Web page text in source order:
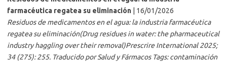
farmacéutica regatea su eliminación | 16/01/2026
Residuos de medicamentos en el agua: la industria farmacéutica
regatea su eliminación(Drug residues in water: the pharmaceutical
industry haggling over their removal)Prescrire International 2025;
34 (275): 255. Traducido por Salud y Fármacos Tags: contaminación